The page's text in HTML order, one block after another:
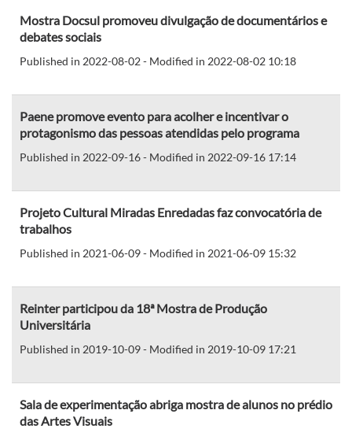
Mostra Docsul promoveu divulgação de documentários e
debates sociais
Published in 2022-08-02 - Modified in 2022-08-02 10:18
Paene promove evento para acolher e incentivar o
protagonismo das pessoas atendidas pelo programa
Published in 2022-09-16 - Modified in 2022-09-16 17:14
Projeto Cultural Miradas Enredadas faz convocatória de
trabalhos
Published in 2021-06-09 - Modified in 2021-06-09 15:32
Reinter participou da 18ª Mostra de Produção
Universitária
Published in 2019-10-09 - Modified in 2019-10-09 17:21
Sala de experimentação abriga mostra de alunos no prédio
das Artes Visuais